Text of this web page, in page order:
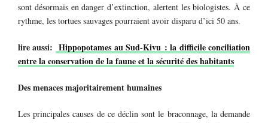
sont désormais en danger d’extinction, alertent les biologistes. À ce
rythme, les tortues sauvages pourraient avoir disparu d’ici 50 ans.
lire aussi: Hippopotames au Sud-Kivu : la difficile conciliation
entre la conservation de la faune et la sécurité des habitants
Des menaces majoritairement humaines
Les principales causes de ce déclin sont le braconnage, la demande